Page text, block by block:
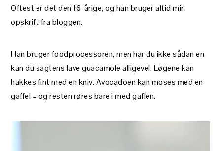
Oftest er det den 16-årige, og han bruger altid min
opskrift fra bloggen.
Han bruger foodprocessoren, men har du ikke sådan en,
kan du sagtens lave guacamole alligevel. Løgene kan
hakkes fint med en kniv. Avocadoen kan moses med en
gaffel – og resten røres bare i med gaflen.